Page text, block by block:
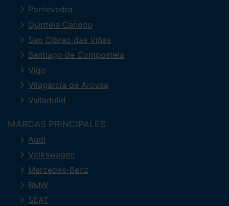
Pontevedra
Quintela Canedo
San Cibrao das Viñas
Santiago de Compostela
Vigo
Vilagarcía de Arousa
Valladolid
MARCAS PRINCIPALES
Audi
Volkswagen
Mercedes-Benz
BMW
SEAT